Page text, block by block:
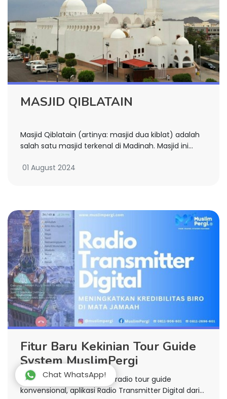
MASJID QIBLATAIN
Masjid Qiblatain (artinya: masjid dua kiblat) adalah
salah satu masjid terkenal di Madinah. Masjid ini
Salamah, karena masjid ini dibangun di atas bekas
utara Harrah Wabrah, Madinah.
01 August 2024
Fitur Baru Kekinian Tour Guide
System MuslimPergi
Sebagai pengganti sistem radio tour guide
konvensional, aplikasi Radio Transmitter Digital dari
Chat WhatsApp!